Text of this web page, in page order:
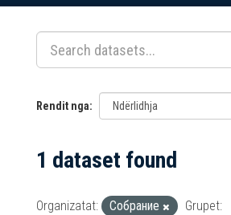
përmbajtja
Rendit nga
1 dataset found
Organizatat: Собрание
Grupet: